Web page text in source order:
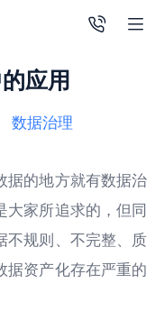
应用
数据治理
据的地⽅就有数据治
⼤家所追求的，但同
不规则、不完整、质
据资产化存在严重的